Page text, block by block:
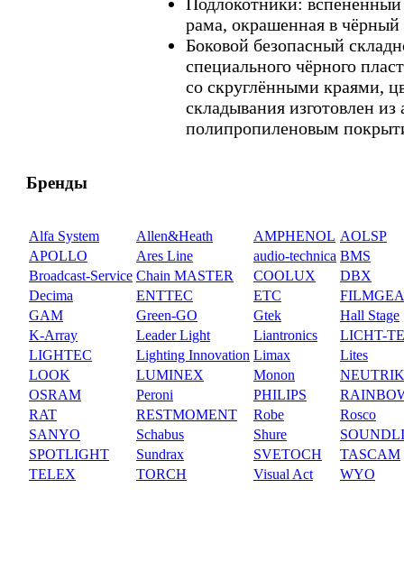
рама, окрашенная в чёрный
Боковой безопасный
специального чёрного
со скруглёнными краями,
складывания изготовлен
полипропиленовым
Бренды
Alfa System Allen&Heath AMPHENOL AOLSP
APOLLO
Ares Line audio-technica BMS
Broadcast-Service Chain MASTER COOLUX
DBX
Decima
ENTTEC ETC
GAM
Green-GO Gtek
Hall Stage
K-Array
Leader Light Liantronics
LICHT-
LIGHTEC
Lighting Innovation Limax
Lites
LOOK
LUMINEX Monon
NEUTRIK
OSRAM
Peroni PHILIPS
RAT
RESTMOMENT Robe
Rosco
SANYO
Schabus Shure
SPOTLIGHT
Sundrax SVETOCH
TASCAM
TELEX
TORCH Visual Act WYO